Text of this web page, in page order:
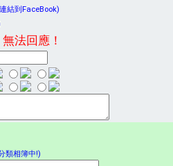
結到FaceBook)
法回應！
類相簿中!)